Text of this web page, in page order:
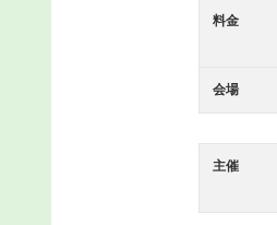
料金
会場
主催